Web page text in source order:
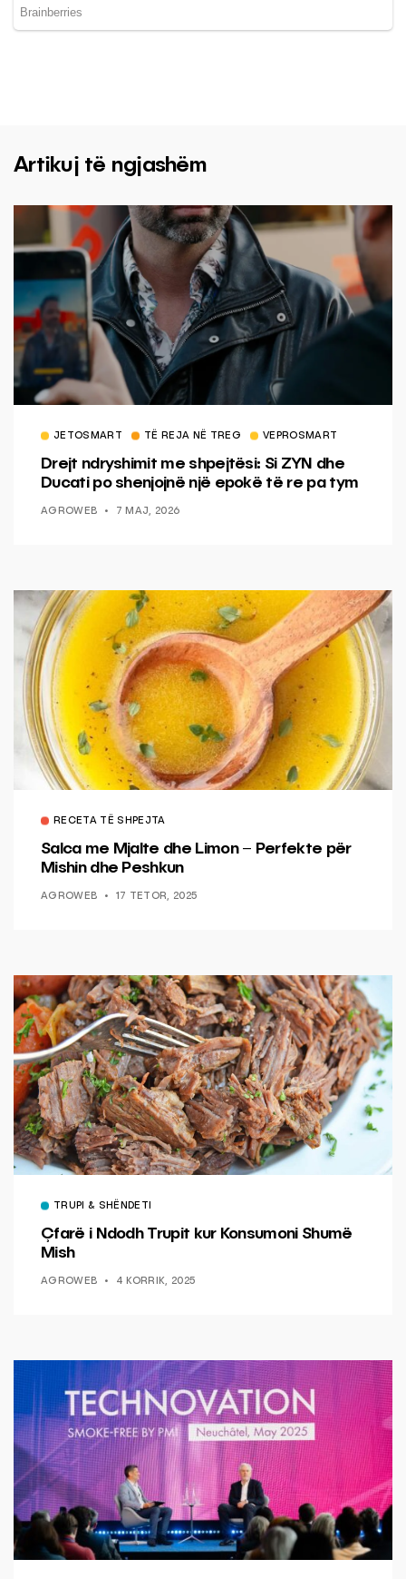
Artikuj të ngjashëm
JETOSMART TË REJA NË TREG VEPROSMART
Drejt ndryshimit me shpejtësi: Si ZYN dhe
Ducati po shenjojnë një epokë të re pa tym
AGROWEB 7 MAJ, 2026
RECETA TË SHPEJTA
Salca me Mjalte dhe Limon – Perfekte për
Mishin dhe Peshkun
AGROWEB 17 TETOR, 2025
TRUPI & SHËNDETI
Çfarë i Ndodh Trupit kur Konsumoni Shumë
Mish
AGROWEB 4 KORRIK, 2025